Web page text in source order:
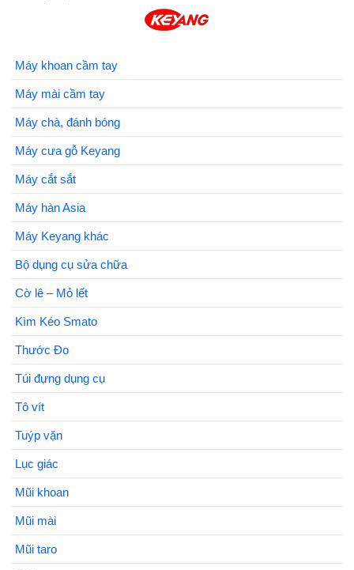
Máy khoan cầm tay
Máy mài cầm tay
Máy chà, đánh bóng
Máy cưa gỗ Keyang
Máy cắt sắt
Máy hàn Asia
Máy Keyang khác
Bộ dụng cụ sửa chữa
Cờ lê – Mỏ lết
Kìm Kéo Smato
Thước Đo
Túi đựng dụng cụ
Tô vít
Tuýp vặn
Lục giác
Mũi khoan
Mũi mài
Mũi taro